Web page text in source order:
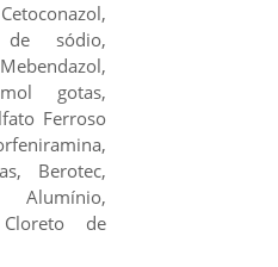
de sódio,
gotas,
Ferroso
Berotec,
Alumínio,
Cloreto de